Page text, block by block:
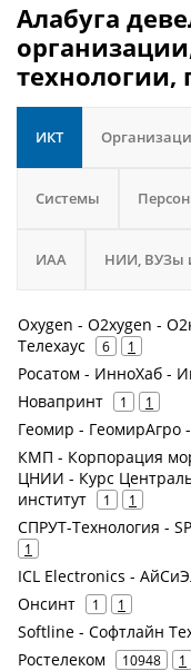
Алабуга
технологии,
ИКТ
Системы
ИАА НИИ, ВУЗы
Oxygen - O2xygen -
Телехаус
6 1
Росатом - ИнноХаб -
Новапринт 1 1
Геомир - ГеомирАгро
КМП - Корпорация
ЦНИИ - Курс
институт
1 1
СПРУТ-Технология -
1
ICL Electronics -
Онсинт 1 1
Softline - Софтлайн
Ростелеком 10948 1